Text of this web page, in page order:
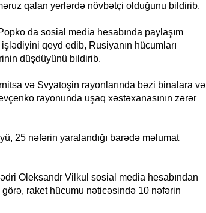
qalan yerlərdə növbətçi olduğunu bildirib.
da sosial media hesabında paylaşım
qeyd edib, Rusiyanın hücumları
düşdüyünü bildirib.
və Svyatoşin rayonlarında bəzi binalara və
rayonunda uşaq xəstəxanasının zərər
25 nəfərin yaralandığı barədə məlumat
Oleksandr Vilkul sosial media hesabından
raket hücumu nəticəsində 10 nəfərin